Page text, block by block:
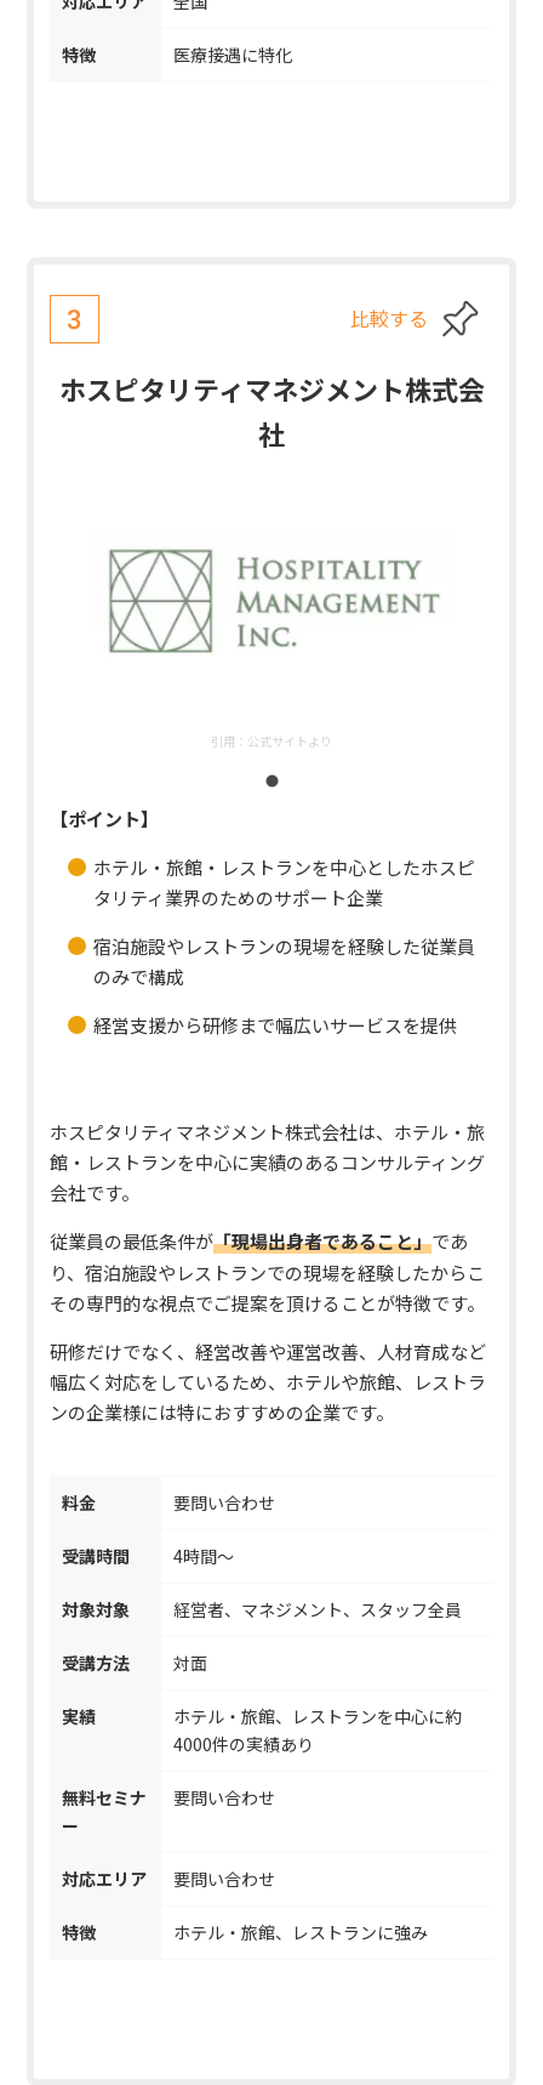
特徴 医療接遇に特化
3 比較する
ホスピタリティマネジメント株式会
社
引用： 公式サイトより
【ポイント】
ホテル・旅館・レストランを中心としたホスピ
タリティ業界のためのサポート企業
宿泊施設やレストランの現場を経験した従業員
のみで構成
経営支援から研修まで幅広いサービスを提供
ホスピタリティマネジメント株式会社は、ホテル・旅
館・レストランを中心に実績のあるコンサルティング
会社です。
従業員の最低条件が「現場出身者であること」であ
り、宿泊施設やレストランでの現場を経験したからこ
その専門的な視点でご提案を頂けることが特徴です。
研修だけでなく、経営改善や運営改善、人材育成など
幅広く対応をしているため、ホテルや旅館、レストラ
ンの企業様には特におすすめの企業です。
料金 要問い合わせ
受講時間 4時間～
対象対象 経営者、マネジメント、スタッフ全員
受講方法 対面
実績
ホテル・旅館、レストランを中心に約
4000件の実績あり
無料セミナ
ー
要問い合わせ
対応エリア 要問い合わせ
特徴 ホテル・旅館、レストランに強み